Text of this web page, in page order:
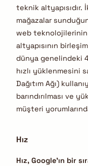
teknik altyapısıdır.
mağazalar
web
altyapısının
dünya genelindeki
hızlı yüklenmesini
Dağıtım Ağı)
barındırılması ve
müşteri
Hız
Hız, Google’ın bir